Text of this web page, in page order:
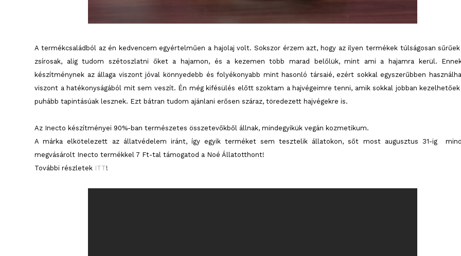
A termékcsaládból az én kedvencem egyértelműen a hajolaj volt. Sokszor érzem azt, hogy az ilyen termékek túlságosan
zsírosak, alig tudom szétoszlatni őket a hajamon, és a kezemen több marad belőlük, mint ami a hajamra kerül.
készítménynek az állaga viszont jóval könnyedebb és folyékonyabb mint hasonló társaié, ezért sokkal egyszerűbben
viszont a hatékonyságából mit sem veszít. Én még kifésülés előtt szoktam a hajvégeimre tenni, amik sokkal jobban
puhább tapintásúak lesznek. Ezt bátran tudom ajánlani erősen száraz, töredezett hajvégekre is.
Az Inecto készítményei 90%-ban természetes összetevőkből állnak, mindegyikük vegán kozmetikum.
A márka elkötelezett az állatvédelem iránt, így egyik terméket sem tesztelik állatokon, sőt most augusztus 31-ig
megvásárolt Inecto termékkel 7 Ft-tal támogatod a Noé Állatotthont!
További részletek ITT!